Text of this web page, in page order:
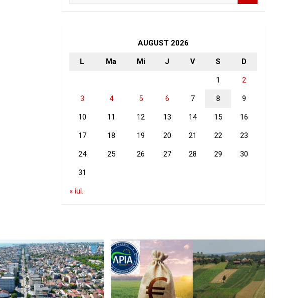
AUGUST 2026
L Ma Mi J V S D
1 2
3 4 5 6 7 8 9
10 11 12 13 14 15 16
17 18 19 20 21 22 23
24 25 26 27 28 29 30
31
« iul.